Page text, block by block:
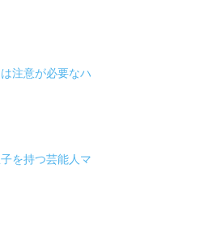
注意が必要なハ
を持つ芸能人マ